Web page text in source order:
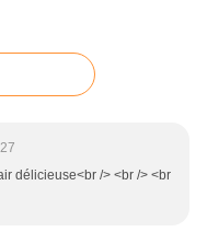
délicieuse<br /> <br /> <br